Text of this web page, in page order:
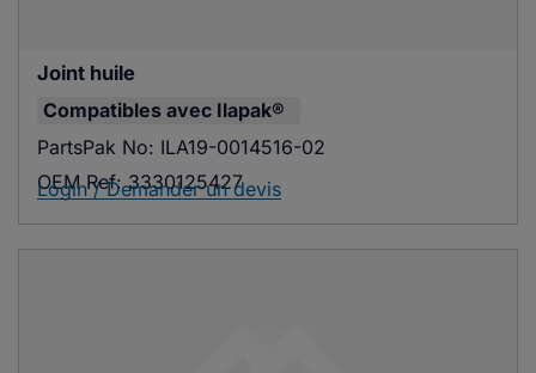
Joint huile
Compatibles avec Ilapak®
PartsPak No: ILA19-0014516-02
OEM Ref: 3330125427
Login / Demander un devis